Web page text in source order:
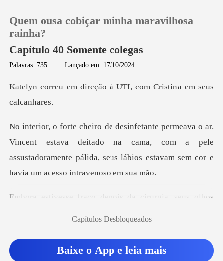
Loja
Histórico
Sair
Quem ousa cobiçar minha maravilhosa
rainha?
Capítulo 40 Somente colegas
Palavras: 735 |Lançado em: 17/10/2024
ção à UTI, com Cristin
t estava deitado na cama, com a pele
assustadoramente pálida, seu
pois da cirurgia, seus ol
Capítulos Desbloqueados
Baixe o App e leia mais